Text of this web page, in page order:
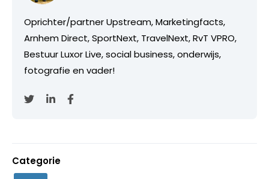
Oprichter/partner Upstream, Marketingfacts,
Arnhem Direct, SportNext, TravelNext, RvT VPRO,
Bestuur Luxor Live, social business, onderwijs,
fotografie en vader!
Categorie